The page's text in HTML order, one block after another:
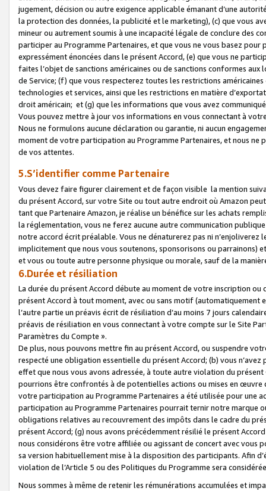
jugement, décision ou autre exigence applicable émanant d’une
la protection des données, la publicité et le marketing), (c) que vous
mineur ou autrement soumis à une incapacité légale de conclure des
participer au Programme Partenaires, et que vous ne vous basez
expressément énoncées dans le présent Accord, (e) que vous ne
faites l’objet de sanctions américaines ou de sanctions conformes
de Service; (f) que vous respecterez toutes les restrictions
technologies et services, ainsi que les restrictions en matière
droit américain; et (g) que les informations que vous avez
Vous pouvez mettre à jour vos informations en vous connectant à
Nous ne formulons aucune déclaration ou garantie, ni aucun
moment de votre participation au Programme Partenaires, et nous
de vos attentes.
5.S’identifier comme Partenaire
Vous devez faire figurer clairement et de façon visible la mention
du présent Accord, sur votre Site ou tout autre endroit où Amazon
tant que Partenaire Amazon, je réalise un bénéfice sur les achats
la réglementation, vous ne ferez aucune autre communication
notre accord écrit préalable. Vous ne dénaturerez pas ni
implicitement que nous vous soutenons, sponsorisons ou parrainons)
et vous ou toute autre personne physique ou morale, sauf de la
6.Durée et résiliation
La durée du présent Accord débute au moment de votre inscription
présent Accord à tout moment, avec ou sans motif (automatiquement
l’autre partie un préavis écrit de résiliation d’au moins 7 jours
préavis de résiliation en vous connectant à votre compte sur le Site
Paramètres du Compte ».
De plus, nous pouvons mettre fin au présent Accord, ou suspendre
respecté une obligation essentielle du présent Accord; (b) vous
effet que nous vous avons adressée, à toute autre violation du
pourrions être confrontés à de potentielles actions ou mises en
votre participation au Programme Partenaires a été utilisée pour une
participation au Programme Partenaires pourrait ternir notre marque
obligations relatives au recouvrement des impôts dans le cadre du
présent Accord; (g) nous avons précédemment résilié le présent
nous considérons être votre affiliée ou agissant de concert avec vous
sa version habituellement mise à la disposition des participants. Afin
violation de l’Article 5 ou des Politiques du Programme sera
Nous sommes à même de retenir les rémunérations accumulées et